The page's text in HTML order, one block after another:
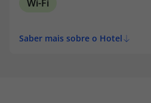
topatlantico@topatlantico.com
Wi-Fi
Saber mais sobre o Hotel